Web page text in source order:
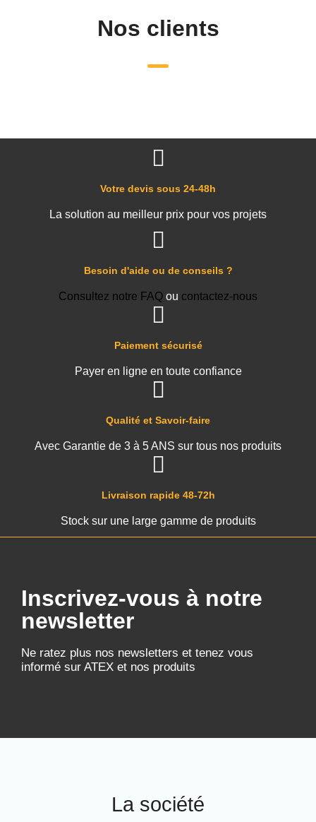
Nos clients
Livraison rapide 48-72h
Stock sur une large gamme de produits
Qualité et Savoir-faire
Avec Garantie de 3 à 5 ANS sur tous nos produits
Paiement sécurisé
Payer en ligne en toute confiance
Besoin d'aide ou de conseils ?
Consultez notre FAQ ou contactez-nous
Votre devis sous 24-48h
La solution au meilleur prix pour vos projets
Inscrivez-vous à notre
newsletter
Ne ratez plus nos newsletters et tenez vous
informé sur ATEX et nos produits
La société